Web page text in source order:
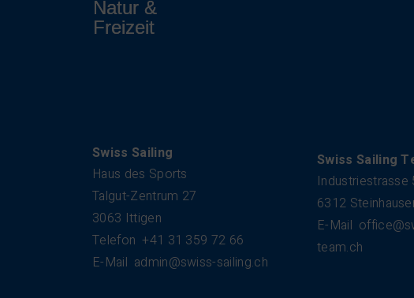
Swiss Sailing
Haus des Sports
Talgut-Zentrum 27
3063 Ittigen
Telefon +41 31 359 72 66
E-Mail admin@swiss-sailing.ch
Swiss Sailing
Industriestrasse
6312
E-Mail
team.ch